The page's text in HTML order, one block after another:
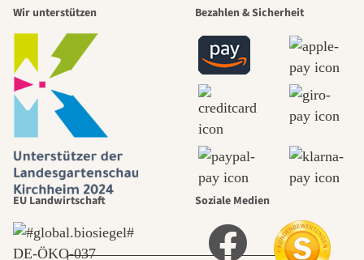
schönsten
Wege zu uns
selbst führt
durch den
Garten
Wir unterstützen Bezahlen & Sicherheit
EU Landwirtschaft
DE‑ÖKO‑037
Soziale Medien